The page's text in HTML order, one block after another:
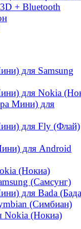
+ Bluetooth
для Samsung
для Nokia
Мини) для
для Fly (Флай)
для Android
(Нокиа)
(Самсунг)
для Bada
(Симбиан)
Nokia (Нокиа)